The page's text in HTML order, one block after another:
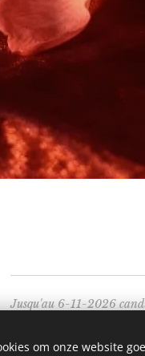
Jusqu'au 6-11-2026
om onze website